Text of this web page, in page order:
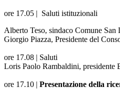
ore 17.05 | Saluti istituzionali
Alberto Teso, sindaco Comune San
Giorgio Piazza, Presidente del
ore 17.08 | Saluti
Loris Paolo Rambaldini, presidente
ore 17.10 | Presentazione della